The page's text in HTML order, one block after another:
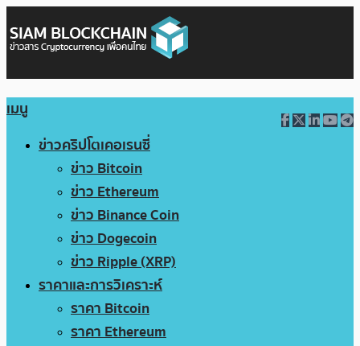
เมนู
ข่าวคริปโตเคอเรนซี่
ข่าว Bitcoin
ข่าว Ethereum
ข่าว Binance Coin
ข่าว Dogecoin
ข่าว Ripple (XRP)
ราคาและการวิเคราะห์
ราคา Bitcoin
ราคา Ethereum